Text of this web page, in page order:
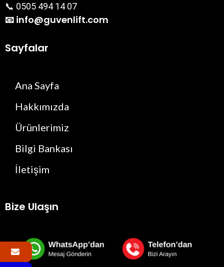
📞 0505 494 14 07
📧 info@guvenlift.com
Sayfalar
Ana Sayfa
Hakkımızda
Ürünlerimiz
Bilgi Bankası
İletişim
Bize Ulaşın